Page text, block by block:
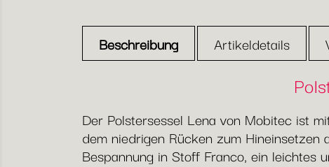
Beschreibung Artikeldetails
Der Polstersessel Lena von Mobitec ist
dem niedrigen Rücken zum
Bespannung in Stoff Franco, ein leichtes